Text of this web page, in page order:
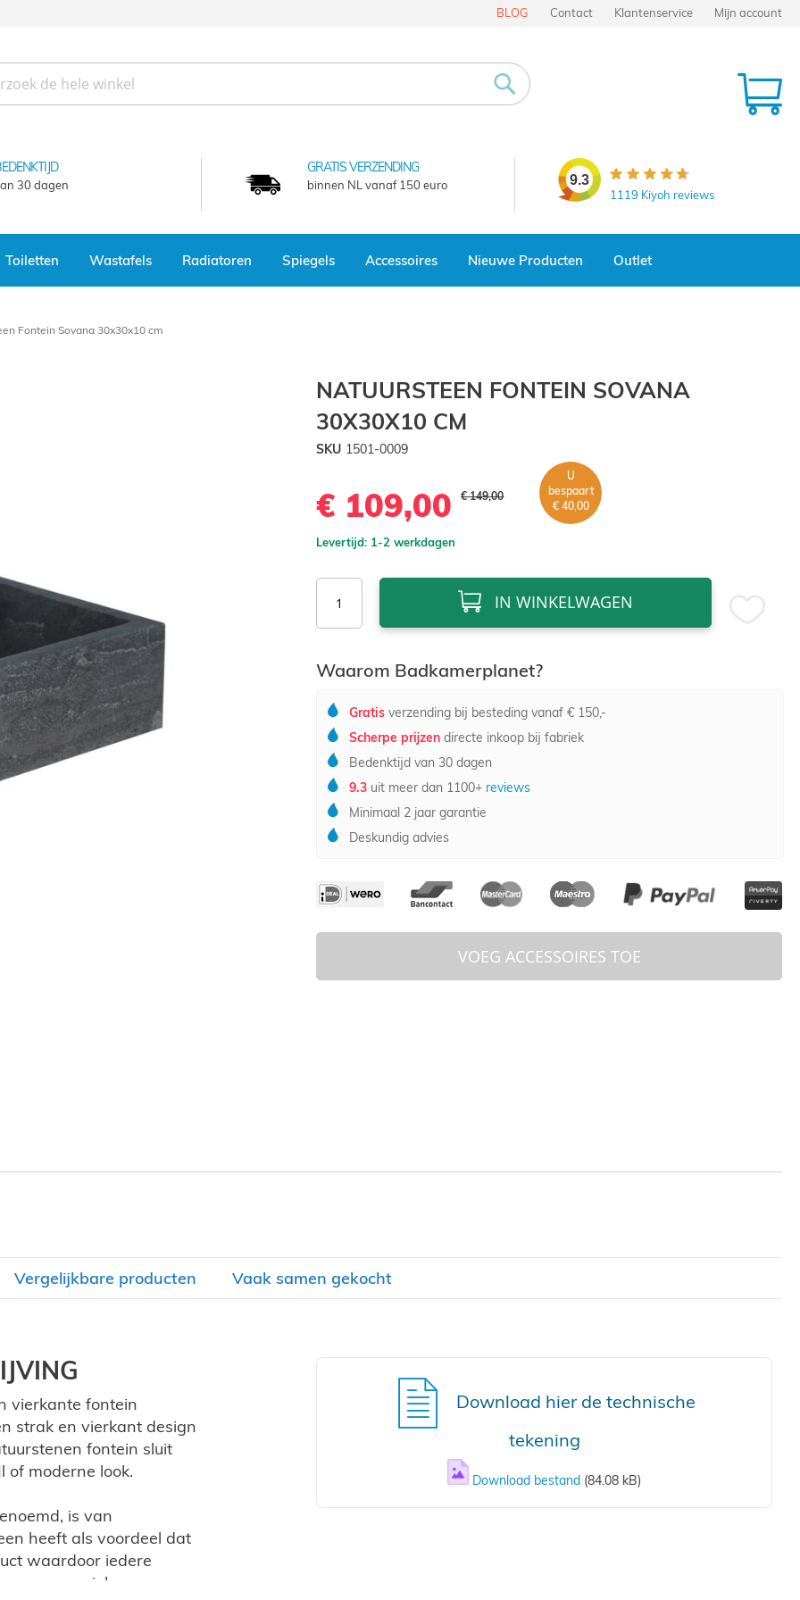
BLOG Contact Klantenservice Mijn account
Zoek
30 dagen
GRATIS VERZENDING
binnen NL vanaf 150 euro 9.3
1119 Kiyoh reviews
Toiletten Wastafels Radiatoren Spiegels Accessoires Nieuwe Producten Outlet
Fontein Sovana 30x30x10 cm
NATUURSTEEN FONTEIN SOVANA
30X30X10 CM
SKU 1501-0009
€ 109,00 € 149,00
U
bespaart
€ 40,00
Levertijd: 1-2 werkdagen
IN WINKELWAGEN
Waarom Badkamerplanet?
Gratisverzending bij besteding vanaf € 150,-
Scherpe prijzendirecte inkoop bij fabriek
Bedenktijd van 30 dagen
9.3uit meer dan 1100+reviews
Minimaal 2 jaar garantie
Deskundig advies
VOEG ACCESSOIRES TOE
Vergelijkbare producten Vaak samen gekocht
vierkante fontein
strak en vierkant design
fontein sluit
of moderne look.
is van
heeft als voordeel dat
waardoor iedere
een unieke
Download hier de technische
tekening
Download bestand (84.08 kB)